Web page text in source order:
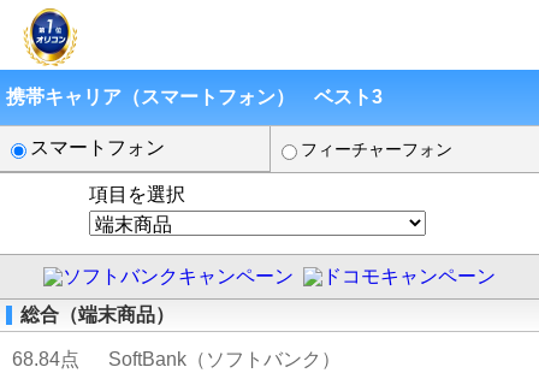
携帯キャリア（スマートフォン） ベスト3
スマートフォン フィーチャーフォン
項目を選択
総合（端末商品）
68.84点 SoftBank（ソフトバンク）